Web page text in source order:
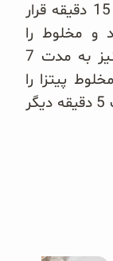
فر در 200 درجه سانتیگراد به مدت 15 دقیقه قرار
و مخلوط را
برعکس کنید تا سمت دیگر خمیر نیز به مدت 7
پیتزا را
طبق ذائقه خود اضافه کنید و به مدت 5 دقیقه دیگر